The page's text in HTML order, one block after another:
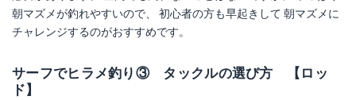
朝マズメが釣れやすいので、 初心者の方も早起きして 朝マズメに
チャレンジするのがおすすめです。
サーフでヒラメ釣り③ タックルの選び方 【ロッ
ド】